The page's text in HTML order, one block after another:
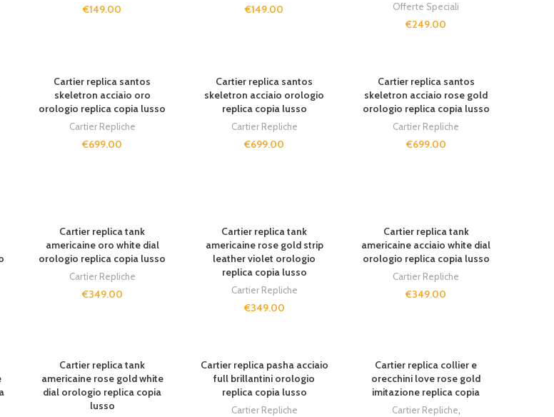
€149.00 €149.00
Offerte Speciali
€249.00
Cartier replica santos
skeletron acciaio oro
orologio replica copia lusso
Cartier Repliche
€699.00
Cartier replica santos
skeletron acciaio orologio
replica copia lusso
Cartier Repliche
€699.00
Cartier replica santos
skeletron acciaio rose gold
orologio replica copia lusso
Cartier Repliche
€699.00
Cartier replica tank
americaine oro white dial
orologio replica copia lusso
Cartier Repliche
€349.00
Cartier replica tank
americaine rose gold strip
leather violet orologio
replica copia lusso
Cartier Repliche
€349.00
Cartier replica tank
americaine acciaio white dial
orologio replica copia lusso
Cartier Repliche
€349.00
Cartier replica tank
americaine rose gold white
dial orologio replica copia
lusso
Cartier replica pasha acciaio
full brillantini orologio
replica copia lusso
Cartier Repliche
Cartier replica collier e
orecchini love rose gold
imitazione replica copia
Cartier Repliche